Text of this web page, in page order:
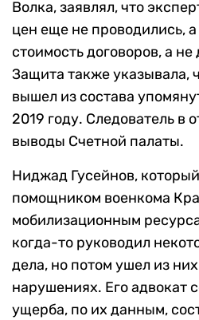
Волка, заявлял, что
цен еще не проводились,
стоимость договоров, а
Защита также указывала,
вышел из состава
2019 году. Следователь в
выводы Счетной палаты.
Ниджад Гусейнов,
помощником военкома
мобилизационным
когда-то руководил
дела, но потом ушел из
нарушениях. Его адвокат
ущерба, по их данным,